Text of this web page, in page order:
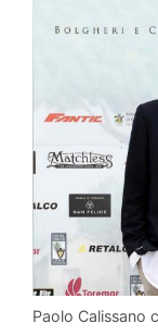
Paolo Calissano